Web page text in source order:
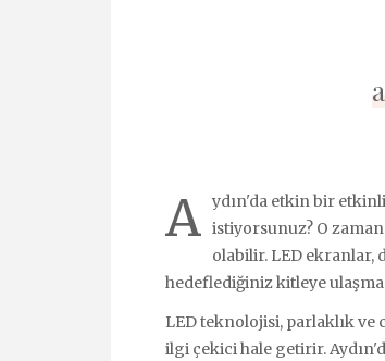
A ydın'da etkin bir
istiyorsunuz? O
olabilir. LED ekranlar,
hedeflediğiniz kitleye
LED teknolojisi, parlaklık
ilgi çekici hale getirir.